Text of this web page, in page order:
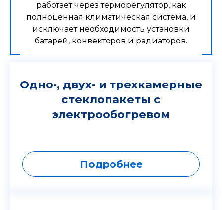
работает через терморегулятор, как
полноценная климатическая система, и
исключает необходимость установки
батарей, конвекторов и радиаторов.
Одно-, двух- и трехкамерные
стеклопакеты с
электрообогревом
Подробнее